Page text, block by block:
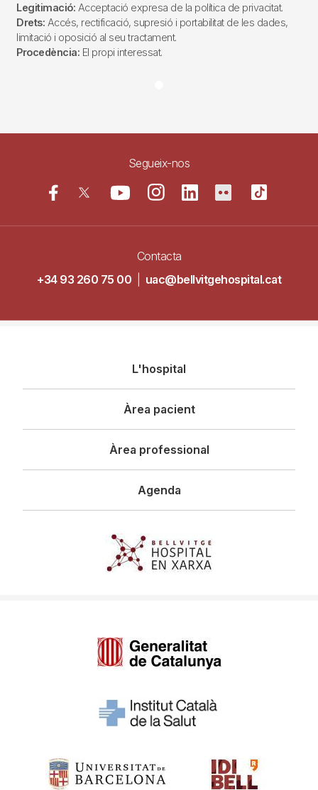
Legitimació: Acceptació expresa de la política de privacitat.
Drets: Accés, rectificació, supresió i portabilitat de les dades,
limitació i oposició al seu tractament.
Procedència: El propi interessat.
Segueix-nos
Contacta
+34 93 260 75 00
uac@bellvitgehospital.cat
principal
L'hospital
Àrea pacient
Àrea professional
Agenda